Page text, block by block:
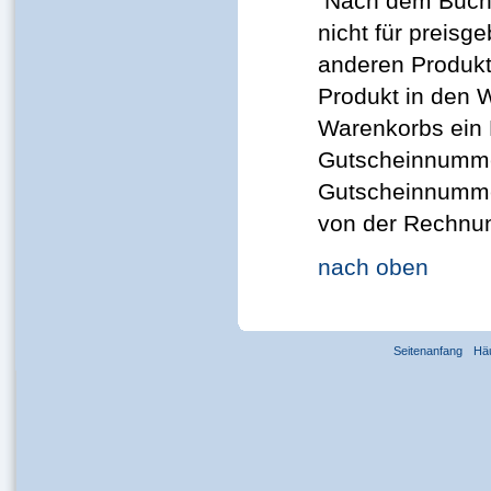
nicht für
anderen
Produkt in den
Warenkorbs
von der
nach oben
Seitenanfang